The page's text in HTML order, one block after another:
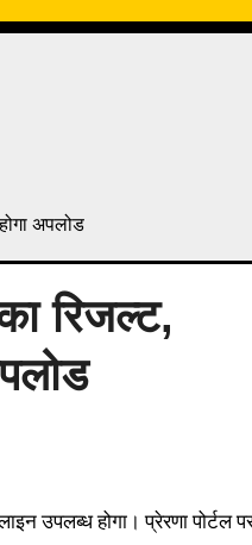
अपलोड
रिजल्ट,